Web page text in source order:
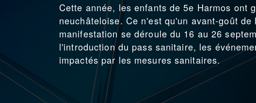
Cette année, les enfants de 5e Harmos ont
neuchâteloise. Ce n'est qu'un avant-goût
manifestation se déroule du 16 au 26
l'introduction du pass sanitaire, les
impactés par les mesures sanitaires.